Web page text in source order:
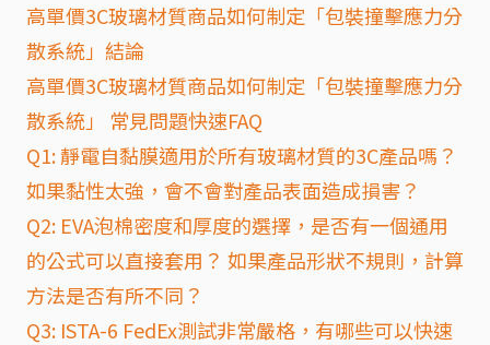
高單價3C玻璃材質商品如何制定「包裝撞擊應力分
散系統」結論
高單價3C玻璃材質商品如何制定「包裝撞擊應力分
散系統」 常見問題快速FAQ
Q1: 靜電自黏膜適用於所有玻璃材質的3C產品嗎？
如果黏性太強，會不會對產品表面造成損害？
Q2: EVA泡棉密度和厚度的選擇，是否有一個通用
的公式可以直接套用？ 如果產品形狀不規則，計算
方法是否有所不同？
Q3: ISTA-6 FedEx測試非常嚴格，有哪些可以快速